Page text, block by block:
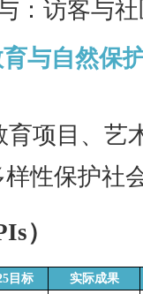
与自然保
育项目、艺
性保护社
）
目标 实际成果